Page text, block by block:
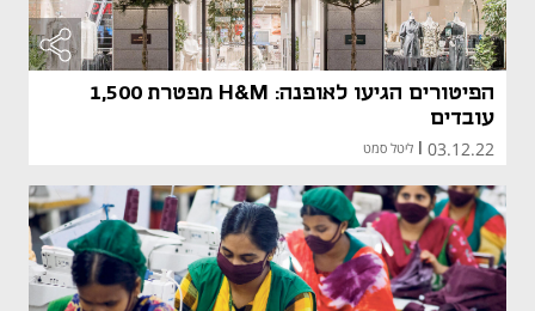
הפיטורים הגיעו לאופנה: H&M מפטרת 1,500
עובדים
03.12.22 ליטל סמט